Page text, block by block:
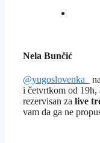
Nela Bunčić
@yugoslovenka­­_
i četvrtkom od 19h,
rezervisan za live
vam da ga ne